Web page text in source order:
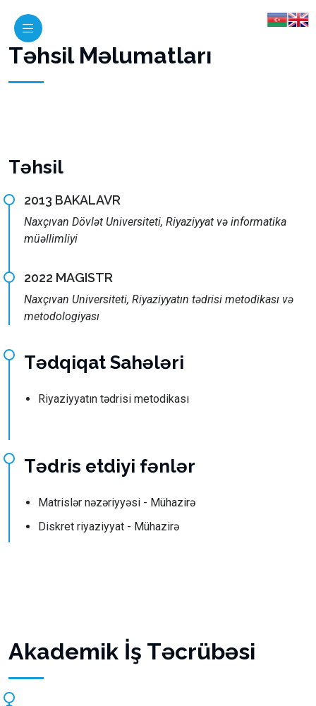
Təhsil Məlumatları
Təhsil
2013 BAKALAVR
Naxçıvan Dövlət Universiteti, Riyaziyyat və informatika
müəllimliyi
2022 MAGISTR
Naxçıvan Universiteti, Riyaziyyatın tədrisi metodikası və
metodologiyası
Tədqiqat Sahələri
Riyaziyyatın tədrisi metodikası
Tədris etdiyi fənlər
Matrislər nəzəriyyəsi - Mühazirə
Diskret riyaziyyat - Mühazirə
Akademik İş Təcrübəsi